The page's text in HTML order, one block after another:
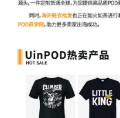
在过去一年的动荡中，
藏性格特征来投放广告，已
态度类似：感到震惊，向用户
诺采取行动。
扎克伯格面对数不清的镜头提